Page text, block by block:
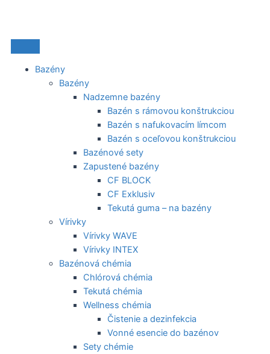
Bazény
Bazény
Nadzemne bazény
Bazén s rámovou konštrukciou
Bazén s nafukovacím límcom
Bazén s oceľovou konštrukciou
Bazénové sety
Zapustené bazény
CF BLOCK
CF Exklusiv
Tekutá guma – na bazény
Vírivky
Vírivky WAVE
Vírivky INTEX
Bazénová chémia
Chlórová chémia
Tekutá chémia
Wellness chémia
Čistenie a dezinfekcia
Vonné esencie do bazénov
Sety chémie